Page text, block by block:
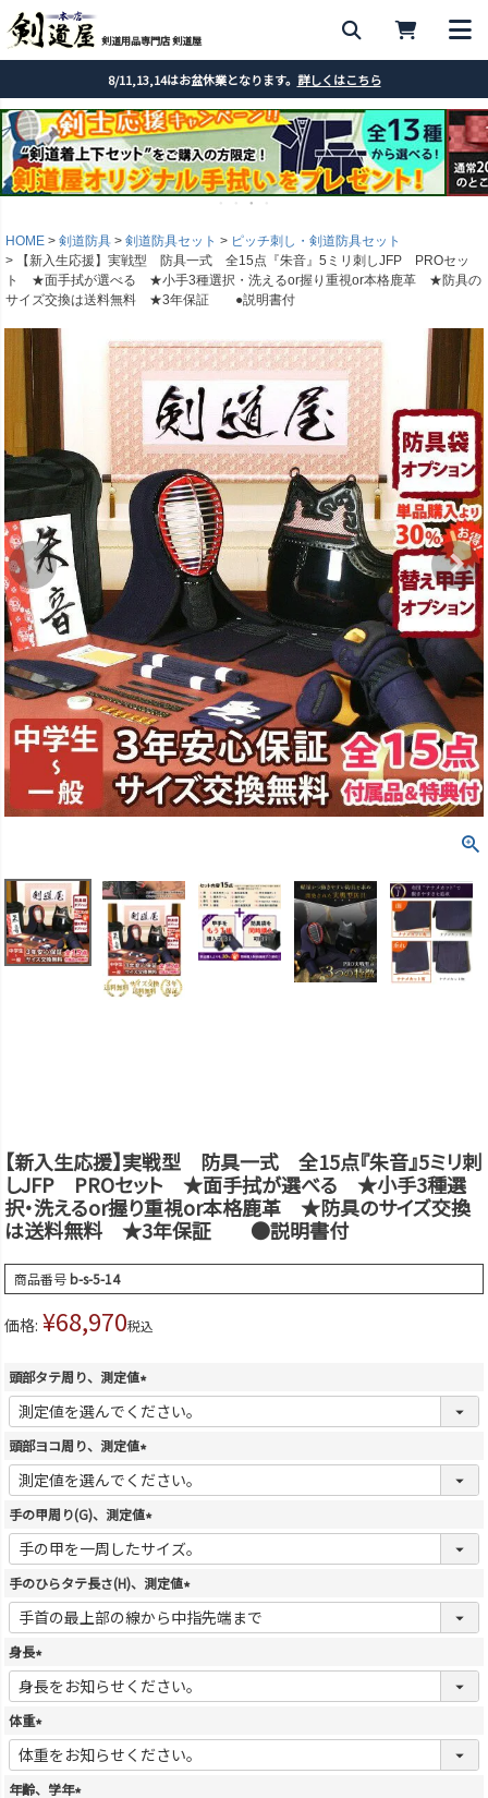
剣道用品専門店 剣道屋
8/11,13,14はお盆休業となります。 詳しくはこちら
HOME 剣道防具 剣道防具セット
ピッチ刺し・剣道防具セット
【新入生応援】実戦型 防具一式 全15点『朱音』5ミリ刺しJFP PROセッ
ト ★面手拭が選べる ★小手3種選択・洗えるor握り重視or本格鹿革 ★防具の
サイズ交換は送料無料 ★3年保証 ●説明書付
【新入生応援】実戦型 防具一式 全15点『朱音』5ミリ刺
しJFP PROセット ★面手拭が選べる ★小手3種選
択・洗えるor握り重視or本格鹿革 ★防具のサイズ交換
は送料無料 ★3年保証 ●説明書付
商品番号b-s-5-14
価格: ¥68,970税込
頭部タテ周り、測定値
(
必
須
)
頭部ヨコ周り、測定値
(
必
須
)
手の甲周り(G)、測定値
(
必
須
)
手のひらタテ長さ(H)、測定値
(
必
)
身長
(
必
須
)
体重
(
必
年齢、学年